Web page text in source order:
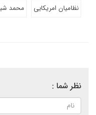
نظامیان امریکایی
محمد
نظر شما :